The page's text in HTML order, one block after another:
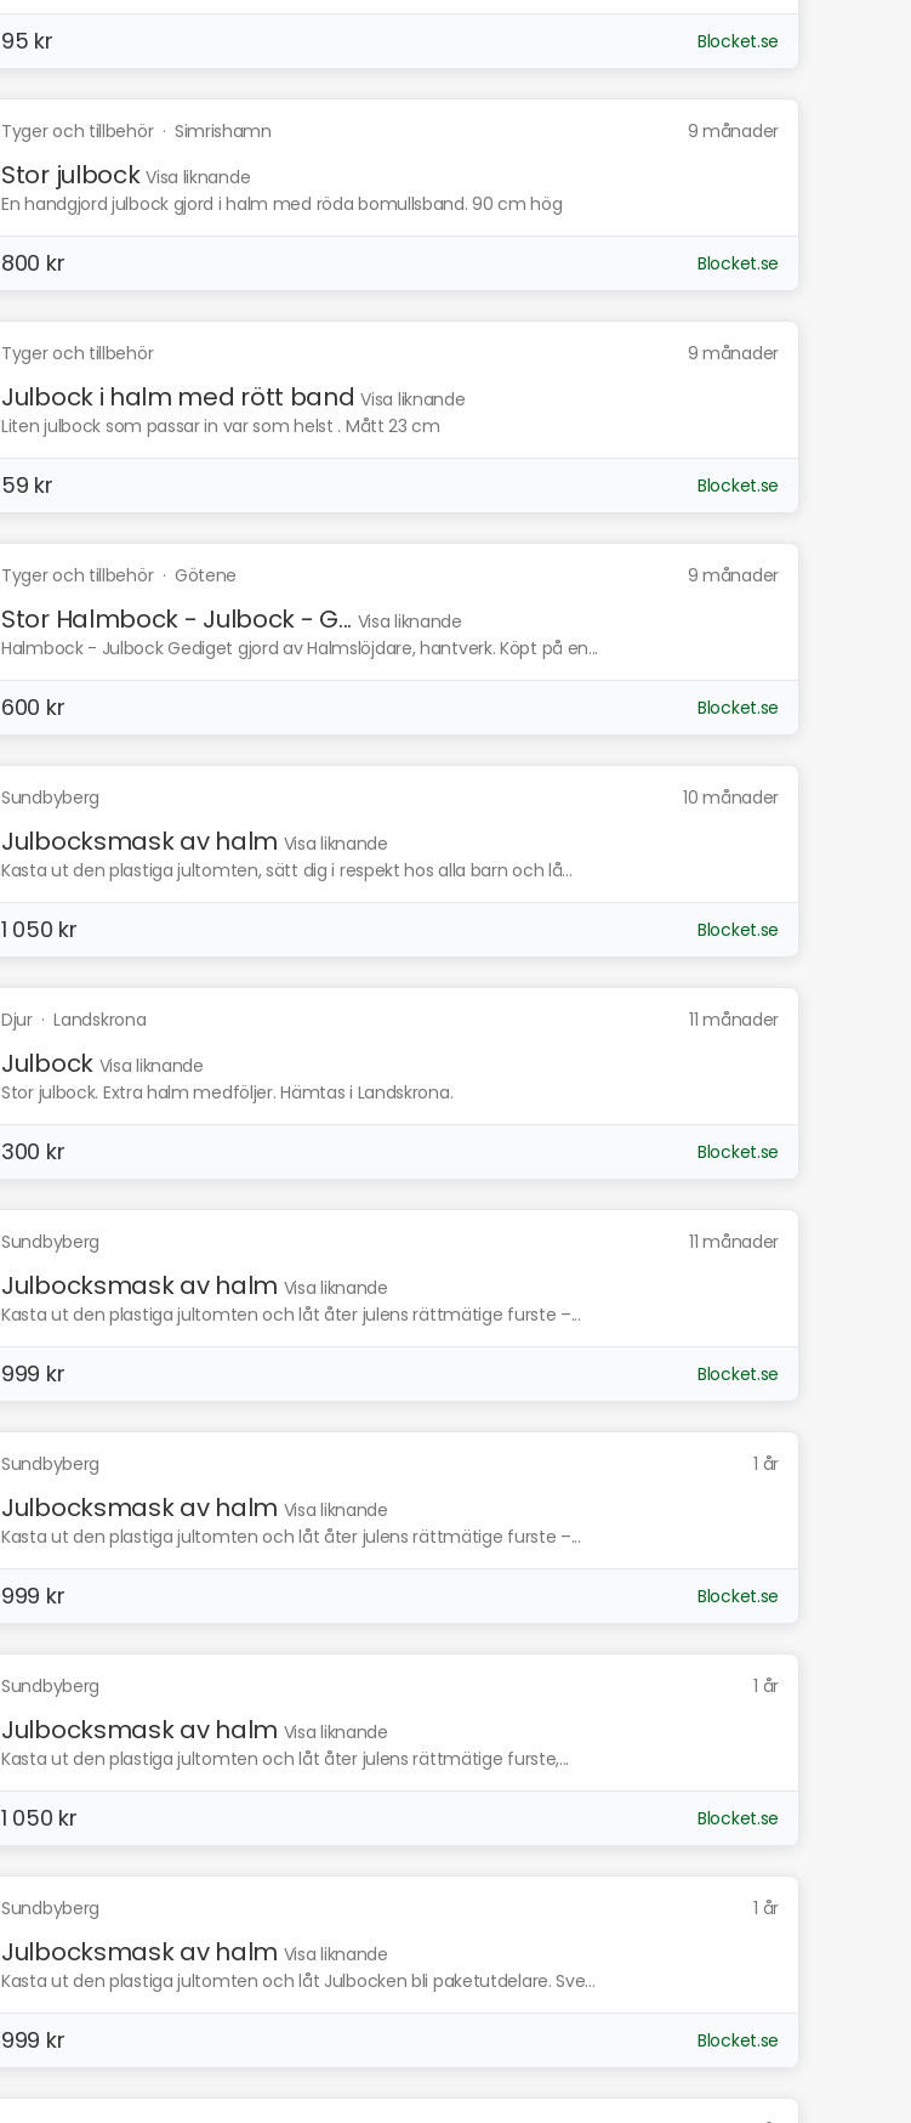
95 kr Blocket.se
Tyger och tillbehör· Simrishamn 9 månader
Stor julbock Visa liknande
En handgjord julbock gjord i halm med röda bomullsband. 90 cm hög
800 kr Blocket.se
Tyger och tillbehör 9 månader
Julbock i halm med rött band Visa liknande
Liten julbock som passar in var som helst . Mått 23 cm
59 kr Blocket.se
Tyger och tillbehör· Götene 9 månader
Stor Halmbock - Julbock - G... Visa liknande
Halmbock - Julbock Gediget gjord av Halmslöjdare, hantverk. Köpt på en...
600 kr Blocket.se
Sundbyberg 10 månader
Julbocksmask av halm Visa liknande
Kasta ut den plastiga jultomten, sätt dig i respekt hos alla barn och lå...
1 050 kr Blocket.se
Djur·Landskrona 11 månader
Julbock Visa liknande
Stor julbock. Extra halm medföljer. Hämtas i Landskrona.
300 kr Blocket.se
Sundbyberg 11 månader
Julbocksmask av halm Visa liknande
Kasta ut den plastiga jultomten och låt åter julens rättmätige furste –...
999 kr Blocket.se
Sundbyberg 1 år
Julbocksmask av halm Visa liknande
Kasta ut den plastiga jultomten och låt åter julens rättmätige furste –...
999 kr Blocket.se
Sundbyberg 1 år
Julbocksmask av halm Visa liknande
Kasta ut den plastiga jultomten och låt åter julens rättmätige furste,...
1 050 kr Blocket.se
Sundbyberg 1 år
Julbocksmask av halm Visa liknande
Kasta ut den plastiga jultomten och låt Julbocken bli paketutdelare. Sve...
999 kr Blocket.se